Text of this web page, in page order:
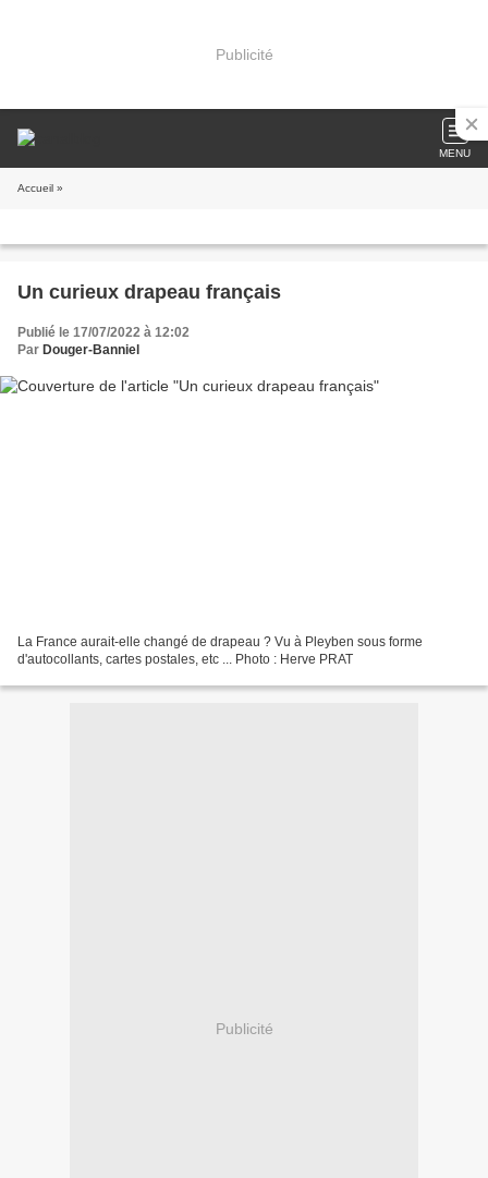
Publicité
MENU
Accueil »
Un curieux drapeau français
Publié le 17/07/2022 à 12:02
Par Douger-Banniel
La France aurait-elle changé de drapeau ? Vu à Pleyben sous forme
d'autocollants, cartes postales, etc ... Photo : Herve PRAT
Publicité